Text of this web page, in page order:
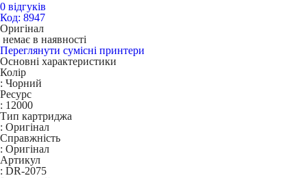
0 відгуків
Код: 8947
Оригінал
немає в наявності
Переглянути сумісні принтери
Основні характеристики
Колір
: Чорний
Ресурс
: 12000
Тип картриджа
: Оригінал
Справжність
: Оригінал
Артикул
: DR-2075